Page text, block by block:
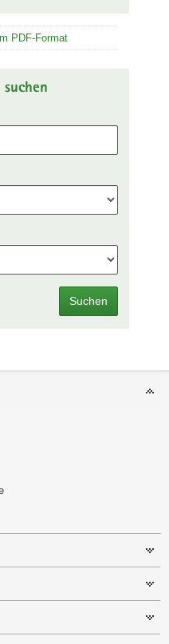
PDF-Format
Suchen